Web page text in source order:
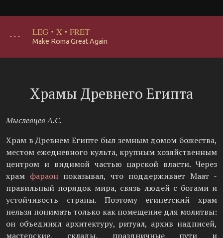
･･･ LEG · X · FRET
Make Roma Great Again
Храмы Древнего Египта
Мыслевцев А.С.
Храм в Древнем Египте был земным домом божества,
местом ежедневного культа, крупным хозяйственным
центром и видимой частью царской власти. Через
храм фараон показывал, что поддерживает Маат -
правильный порядок мира, связь людей с богами и
устойчивость страны. Поэтому египетский храм
нельзя понимать только как помещение для молитвы:
он объединял архитектуру, ритуал, архив надписей,
мастерские, склады, праздничные пути и